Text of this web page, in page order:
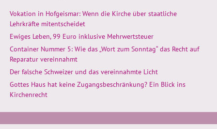
Vokation in Hofgeismar: Wenn die Kirche über staatliche
Lehrkräfte mitentscheidet
Ewiges Leben, 99 Euro inklusive Mehrwertsteuer
Container Nummer 5: Wie das „Wort zum Sonntag“ das Recht auf
Reparatur vereinnahmt
Der falsche Schweizer und das vereinnahmte Licht
Gottes Haus hat keine Zugangsbeschränkung? Ein Blick ins
Kirchenrecht